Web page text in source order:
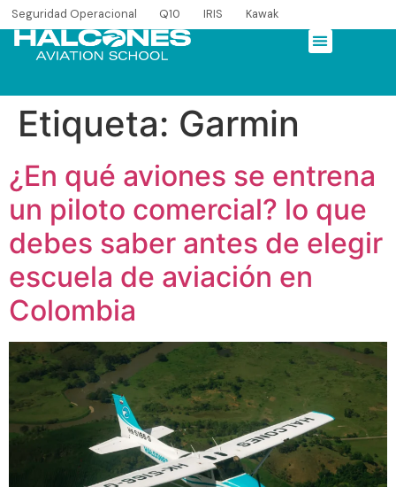
Seguridad Operacional Q10 IRIS Kawak
Etiqueta: Garmin
¿En qué aviones se entrena
un piloto comercial? lo que
debes saber antes de elegir
escuela de aviación en
Colombia